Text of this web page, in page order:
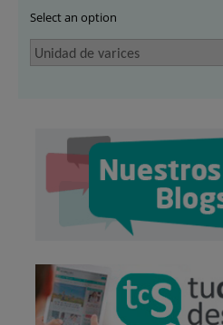
Select an option